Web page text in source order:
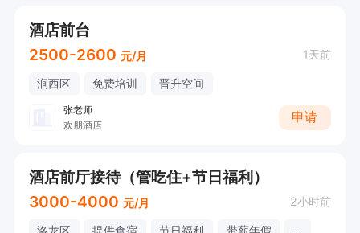
酒店前台
2500-2600 元/月 1天前
涧西区 免费培训 晋升空间
张老师
欢朋酒店
申请
酒店前厅接待（管吃住+节日福利）
3000-4000 元/月 2小时前
洛龙区 提供食宿 节日福利 带薪年假 ...